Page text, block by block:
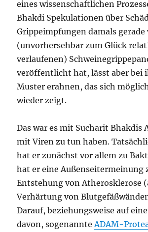
eines wissenschaftlichen
Bhakdi Spekulationen über
Grippeimpfungen damals gerade
(unvorhersehbar zum Glück
verlaufenen)
veröffentlicht hat, lässt aber bei
Muster erahnen, das sich
wieder zeigt.
Das war es mit Sucharit Bhakdis
mit Viren zu tun haben.
hat er zunächst vor allem zu
hat er eine Außenseitermeinung
Entstehung von Atherosklerose
Verhärtung von
Darauf, beziehungsweise auf
davon, sogenannte ADAM-